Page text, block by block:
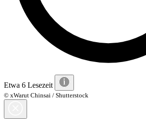
Etwa 6 Lesezeit
© xWarut Chinsai / Shutterstock